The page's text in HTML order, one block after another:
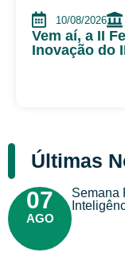
10/08/2026
Vem aí, a II
Inovação do
Últimas
07
AGO
Semana